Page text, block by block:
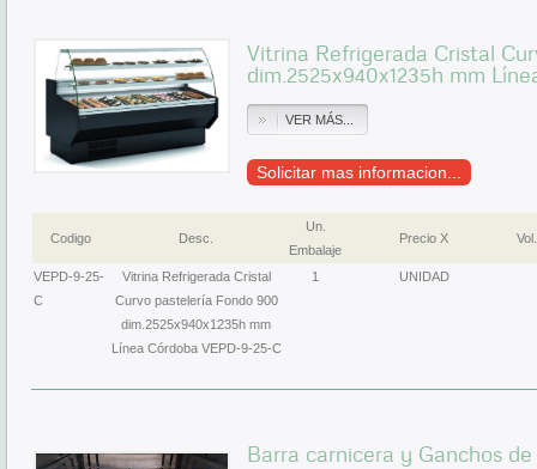
Vitrina Refrigerada Cristal
dim.2525x940x1235h mm
VER MÁS...
Solicitar mas informacion...
Codigo Desc.
Un.
Embalaje
Precio X Vol.
VEPD-9-25-
C
Vitrina Refrigerada Cristal
Curvo pastelería Fondo 900
dim.2525x940x1235h mm
Línea Córdoba VEPD-9-25-C
1 UNIDAD
Barra carnicera y Ganchos